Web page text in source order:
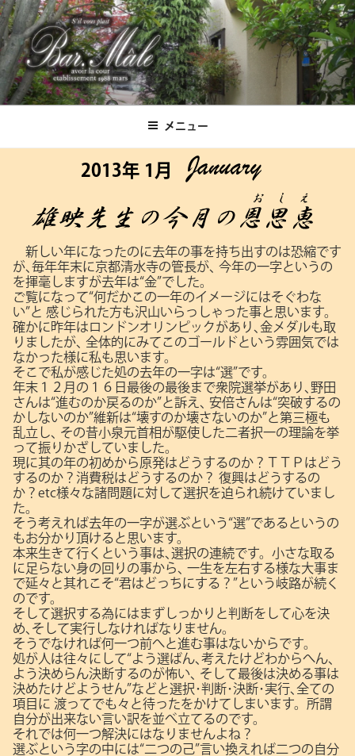
コ
ン
テ
ン
ツ
へBar.Male メニュー
2013年 1月
新しい年になったのに去年の事を持ち出すのは恐縮です
が､毎年年末に京都清水寺の管長が､
今年の一字というの
を揮毫しますが去年は“金”でした。
ご覧になって“何だかこの一年のイメージにはそぐわな
い”と 感じられた方も沢山いらっしゃった事と思います。
確かに昨年はロンドンオリンピックがあり､金メダルも取
りましたが､
全体的にみてこのゴールドという雰囲気では
なかった様に私も思います。
そこで私が感じた処の去年の一字は“選”です。
年末１２月の１６日最後の最後まで衆院選挙があり､野田
さんは“進むのか戻るのか”と訴え､
安倍さんは“突破するの
かしないのか”維新は“壊すのか壊さないのか”と第三極も
乱立し､
その昔小泉元首相が駆使した二者択一の理論を挙
って振りかざしていました。
現に其の年の初めから原発はどうするのか？ＴＴＰはどう
するのか？消費税はどうするのか？ 復興はどうするの
か？etc様々な諸問題に対して選択を迫られ続けていまし
た。
そう考えれば去年の一字が選ぶという“選”であるというの
もお分かり頂けると思います。
本来生きて行くという事は､選択の連続です。小さな取る
に足らない身の回りの事から､
一生を左右する様な大事ま
で延々と其れこそ“君はどっちにする？”という岐路が続く
のです。
そして選択する為にはまずしっかりと判断をして心を決
め､そして実行しなければなりません。
そうでなければ何一つ前へと進む事はないからです。
処が人は往々にして“よう選ばん､考えたけどわからへん､
よう決めらん決断するのが怖い､
そして最後は決める事は
決めたけどようせん”などと選択･判断･決断･実行､全ての
項目に 渡ってでも々と待ったをかけてしまいます。所謂
自分が出来ない言い訳を並べ立てるのです。
それでは何一つ解決にはなりませんよね？
選ぶという字の中には“二つの己”言い換えれば二つの自分